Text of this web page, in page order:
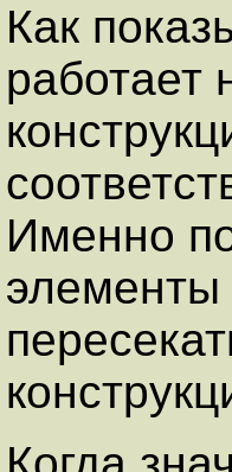
Как
работает
Именно
элементы